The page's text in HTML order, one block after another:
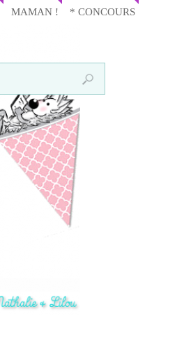
MAMAN ! * CONCOURS